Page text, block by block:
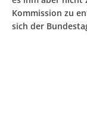
Kommission zu
sich der